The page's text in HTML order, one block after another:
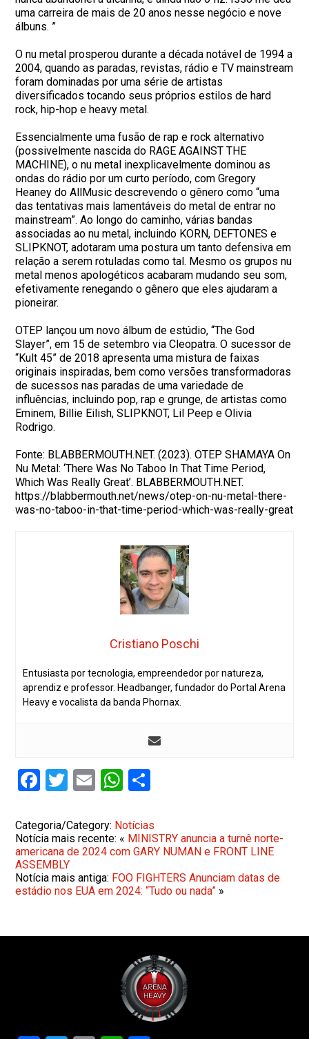
uma carreira de mais de 20 anos nesse negócio e nove
álbuns. ”
O nu metal prosperou durante a década notável de 1994 a
2004, quando as paradas, revistas, rádio e TV mainstream
foram dominadas por uma série de artistas
diversificados tocando seus próprios estilos de hard
rock, hip-hop e heavy metal.
Essencialmente uma fusão de rap e rock alternativo
(possivelmente nascida do RAGE AGAINST THE
MACHINE), o nu metal inexplicavelmente dominou as
ondas do rádio por um curto período, com Gregory
Heaney do AllMusic descrevendo o gênero como “uma
das tentativas mais lamentáveis do metal de entrar no
mainstream”. Ao longo do caminho, várias bandas
associadas ao nu metal, incluindo KORN, DEFTONES e
SLIPKNOT, adotaram uma postura um tanto defensiva em
relação a serem rotuladas como tal. Mesmo os grupos nu
metal menos apologéticos acabaram mudando seu som,
efetivamente renegando o gênero que eles ajudaram a
pioneirar.
OTEP lançou um novo álbum de estúdio, “The God
Slayer”, em 15 de setembro via Cleopatra. O sucessor de
“Kult 45” de 2018 apresenta uma mistura de faixas
originais inspiradas, bem como versões transformadoras
de sucessos nas paradas de uma variedade de
influências, incluindo pop, rap e grunge, de artistas como
Eminem, Billie Eilish, SLIPKNOT, Lil Peep e Olivia
Rodrigo.
Fonte: BLABBERMOUTH.NET. (2023). OTEP SHAMAYA On
Nu Metal: ‘There Was No Taboo In That Time Period,
Which Was Really Great’. BLABBERMOUTH.NET.
https://blabbermouth.net/news/otep-on-nu-metal-there-
was-no-taboo-in-that-time-period-which-was-really-great
Cristiano Poschi
Entusiasta por tecnologia, empreendedor por natureza,
aprendiz e professor. Headbanger, fundador do Portal Arena
Heavy e vocalista da banda Phornax.
Facebook
Twitter
EmailWhatsApp
Categoria/Category: Notícias
Notícia mais recente: « MINISTRY anuncia a turnê norte-
americana de 2024 com GARY NUMAN e FRONT LINE
ASSEMBLY
Notícia mais antiga: FOO FIGHTERS Anunciam datas de
estádio nos EUA em 2024: “Tudo ou nada” »